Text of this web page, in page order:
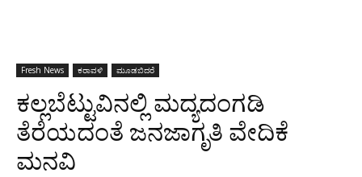
Fresh News ಕರಾವಳಿ ಮೂಡಬಿದರೆ
ಕಲ್ಲಬೆಟ್ಟುವಿನಲ್ಲಿ ಮದ್ಯದಂಗಡಿ
ತೆರೆಯದಂತೆ ಜನಜಾಗೃತಿ ವೇದಿಕೆ
ಮನವಿ